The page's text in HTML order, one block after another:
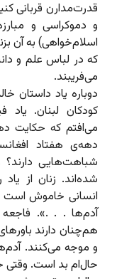
قدرت‌مدارن قربانی
و دموکراسی و
اسلام‌خواهی) به آن
که در لباس علم و
می‌فریبند.
دوباره یاد داستان
کودکان لبنان. یاد
می‌افتم که حکایت
دهه‌ی هفتاد
شباهت‌هایی دارند؟
شده‌اند. زنان از
انسانی خاموش است
آدم‌ها . . .».
هم‌چنان دارند
و موجه می‌کنند.
حال‌ام بد است. وقتی